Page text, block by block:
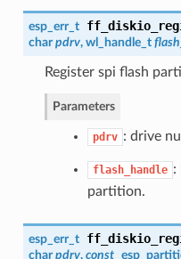
esp_err_t
charpdrv, wl_handle_t
Register spi flash
Parameters
pdrv : drive
flash_handle :
partition.
esp_err_t
charpdrv, const